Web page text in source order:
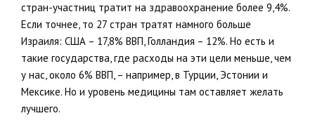
стран-участниц тратит на здравоохранение более 9,4%.
Если точнее, то 27 стран тратят намного больше
Израиля: США – 17,8% ВВП, Голландия – 12%. Но есть и
такие государства, где расходы на эти цели меньше, чем
у нас, около 6% ВВП, – например, в Турции, Эстонии и
Мексике. Но и уровень медицины там оставляет желать
лучшего.